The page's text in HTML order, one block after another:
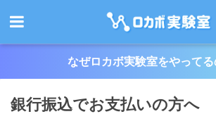
なぜロカボ実験室をやってる
銀行振込でお支払いの方へ